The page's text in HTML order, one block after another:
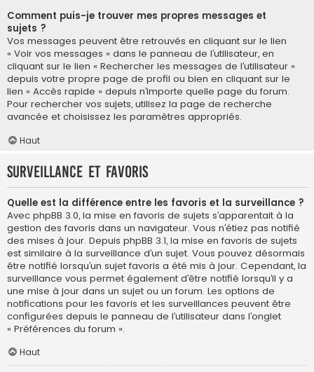
Comment puis-je trouver mes propres messages et
sujets ?
Vos messages peuvent être retrouvés en cliquant sur le lien
« Voir vos messages » dans le panneau de l’utilisateur, en
cliquant sur le lien « Rechercher les messages de l’utilisateur »
depuis votre propre page de profil ou bien en cliquant sur le
lien « Accès rapide » depuis n’importe quelle page du forum.
Pour rechercher vos sujets, utilisez la page de recherche
avancée et choisissez les paramètres appropriés.
Haut
Surveillance et favoris
Quelle est la différence entre les favoris et la surveillance ?
Avec phpBB 3.0, la mise en favoris de sujets s’apparentait à la
gestion des favoris dans un navigateur. Vous n’étiez pas notifié
des mises à jour. Depuis phpBB 3.1, la mise en favoris de sujets
est similaire à la surveillance d’un sujet. Vous pouvez désormais
être notifié lorsqu’un sujet favoris a été mis à jour. Cependant, la
surveillance vous permet également d’être notifié lorsqu’il y a
une mise à jour dans un sujet ou un forum. Les options de
notifications pour les favoris et les surveillances peuvent être
configurées depuis le panneau de l’utilisateur dans l’onglet
« Préférences du forum ».
Haut